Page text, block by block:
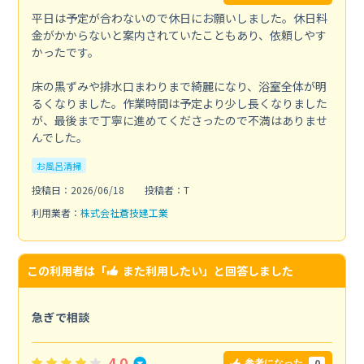
平日は予定が合わないので休日にお願いしました。休日料
金がかからないと案内されていたこともあり、依頼しやす
かったです。
床の黒ずみや排水口まわりまで綺麗になり、浴室全体が明
るくなりました。作業時間は予定より少し長くなりました
が、最後まで丁寧に進めてくださったので不満はありませ
んでした。
お風呂清掃
投稿日：2026/06/18
投稿者：T
利用業者： 株式会社蒼技建工業
この利用者は「 また利用したい」と回答しました
急ぎで相談